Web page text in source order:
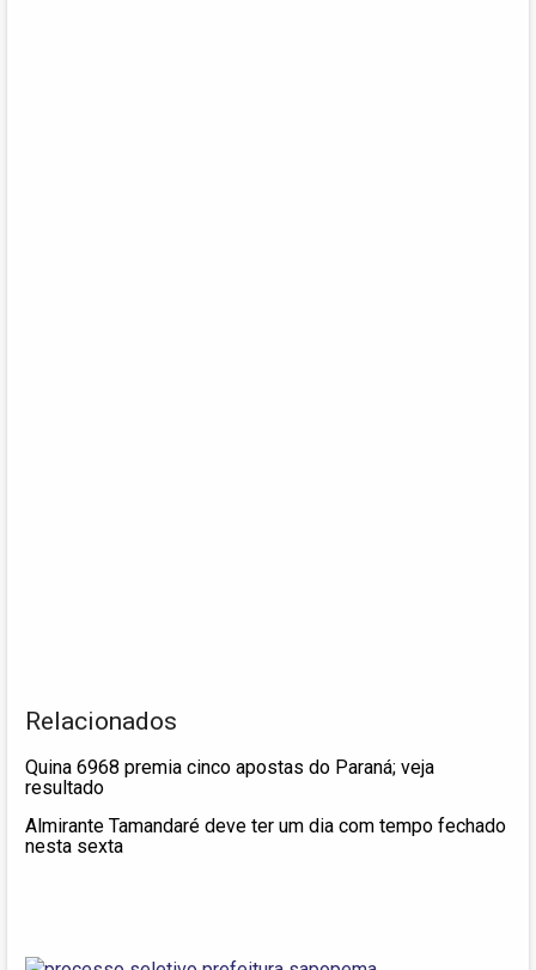
Relacionados
Quina 6968 premia cinco apostas do Paraná; veja
resultado
Almirante Tamandaré deve ter um dia com tempo fechado
nesta sexta